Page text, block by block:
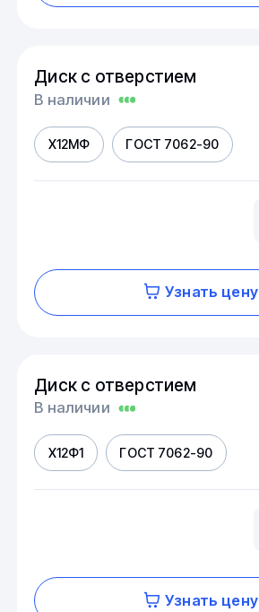
Диск с отверстием
В наличии
Х12МФ ГОСТ 7062-90
Узнать цену
Диск с отверстием
В наличии
Х12Ф1 ГОСТ 7062-90
Узнать цену